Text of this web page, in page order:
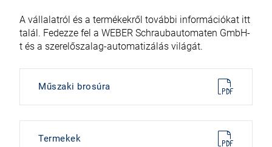
A vállalatról és a termékekről további információkat itt
talál. Fedezze fel a WEBER Schraubautomaten GmbH-
t és a szerelőszalag-automatizálás világát.
Műszaki brosúra
Termekek